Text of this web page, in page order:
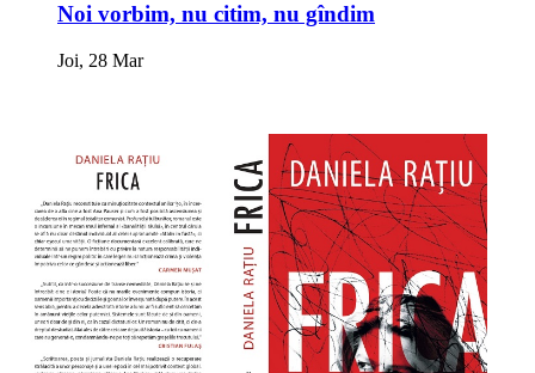
Noi vorbim, nu citim, nu gîndim
Joi, 28 Mar